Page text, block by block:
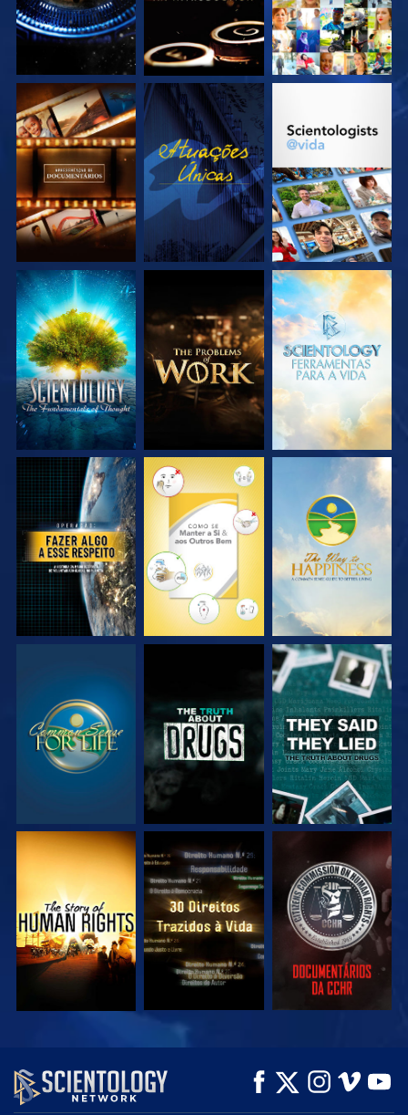
EXPLORE A SÉRIE VEJA EXPLORE A SÉRIE
EXPLORE A SÉRIE EXPLORE A SÉRIE EXPLORE A SÉRIE
VEJA VEJA VEJA
VEJA VEJA VEJA
VEJA VEJA VEJA
VEJA EXPLORE A SÉRIE